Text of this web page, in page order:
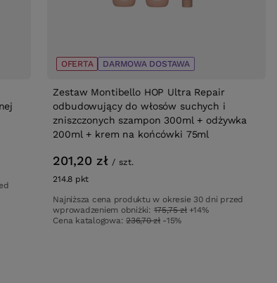
OFERTA DARMOWA DOSTAWA
Zestaw Montibello HOP Ultra Repair
odbudowujący do włosów suchych i
zniszczonych szampon 300ml + odżywka
200ml + krem na końcówki 75ml
201,20 zł / szt.
214.8 pkt
Najniższa cena produktu w okresie 30 dni przed
wprowadzeniem obniżki: 175,75 zł +14%
Cena katalogowa:236,70 zł -15%